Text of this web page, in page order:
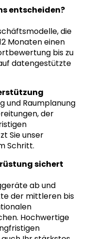
entscheiden?
die
Monaten einen
bis zu
datengestützte
und Raumplanung
der
Sie unser
Schritt.
sichert
ab und
der mittleren bis
Hochwertige